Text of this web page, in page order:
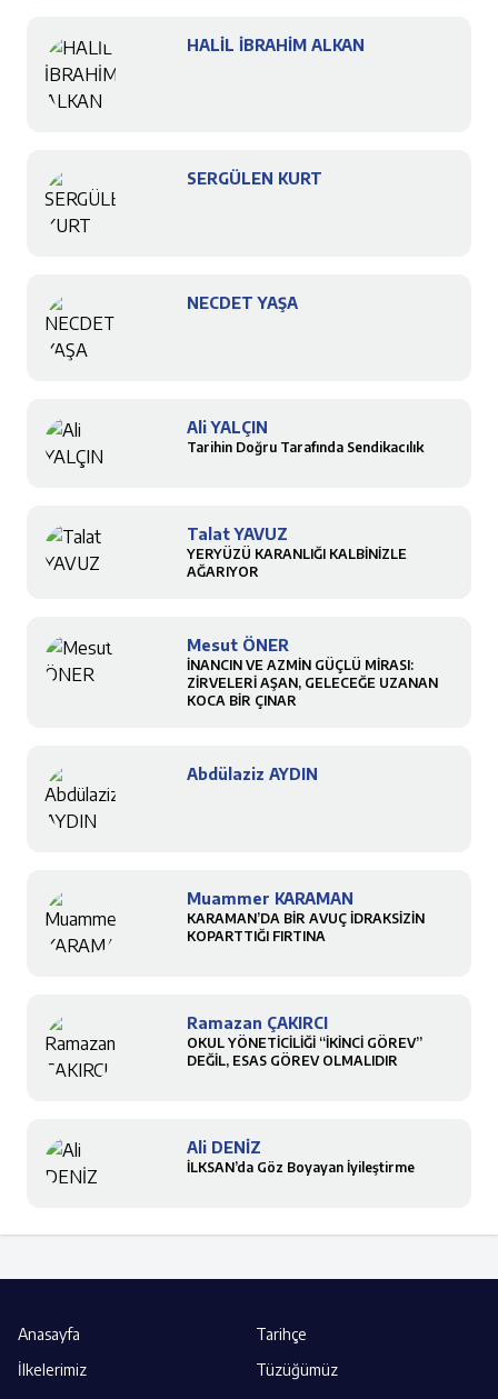
HALİL İBRAHİM ALKAN
SERGÜLEN KURT
NECDET YAŞA
Ali YALÇIN
Tarihin Doğru Tarafında Sendikacılık
Talat YAVUZ
YERYÜZÜ KARANLIĞI KALBİNİZLE
AĞARIYOR
Mesut ÖNER
İNANCIN VE AZMİN GÜÇLÜ MİRASI:
ZİRVELERİ AŞAN, GELECEĞE UZANAN
KOCA BİR ÇINAR
Abdülaziz AYDIN
Muammer KARAMAN
KARAMAN’DA BİR AVUÇ İDRAKSİZİN
KOPARTTIĞI FIRTINA
Ramazan ÇAKIRCI
OKUL YÖNETİCİLİĞİ “İKİNCİ GÖREV”
DEĞİL, ESAS GÖREV OLMALIDIR
Ali DENİZ
İLKSAN’da Göz Boyayan İyileştirme
Anasayfa
Tarihçe
İlkelerimiz
Tüzüğümüz